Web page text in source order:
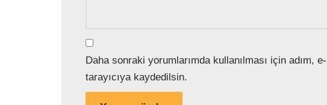
Daha sonraki yorumlarımda kullanılması için adım,
tarayıcıya kaydedilsin.